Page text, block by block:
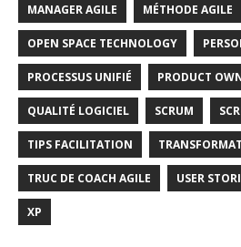
MANAGER AGILE MÉTHODE AGILE
OPEN SPACE TECHNOLOGY
PROCESSUS UNIFIÉ PRODUCT
QUALITÉ LOGICIEL SCRUM
TIPS FACILITATION
TRUC DE COACH AGILE USER
XP